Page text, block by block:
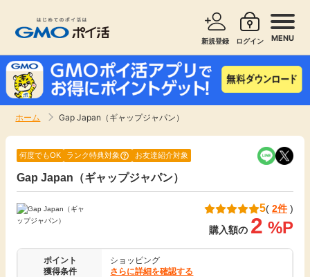
新規登録 ログイン MENU
ホーム Gap Japan（ギャップジャパン）
新着
高還元
サービスで探す ショッピングで探す
無料サービス
エンタメ
クレジットカード
何度でもOK ランク特典対象 お友達紹介対象
Gap Japan（ギャップジャパン）
5( 2件)
購入額の 2 %P
ポイント
獲得条件
ショッピング
さらに詳細を確認する